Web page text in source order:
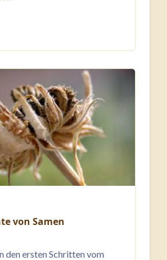
von Samen
den ersten Schritten vom